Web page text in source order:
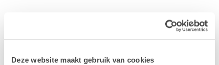
Deze website maakt gebruik van cookies